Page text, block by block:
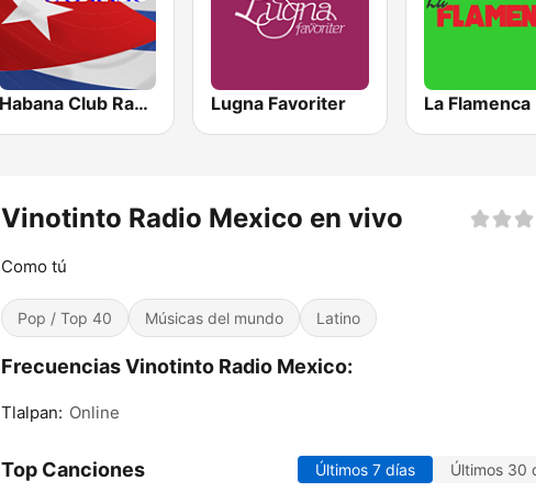
Habana Club Radio Lugna Favoriter La Flamenca
Vinotinto Radio Mexico en vivo
Como tú
Pop / Top 40 Músicas del mundo Latino
Frecuencias Vinotinto Radio Mexico:
Tlalpan: Online
Top Canciones Últimos 7 días Últimos 30